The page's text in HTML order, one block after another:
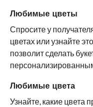
Любимые цветы
Спросите у
цветах или узнайте
позволит сделать
Любимые цвета
Узнайте, какие цвета